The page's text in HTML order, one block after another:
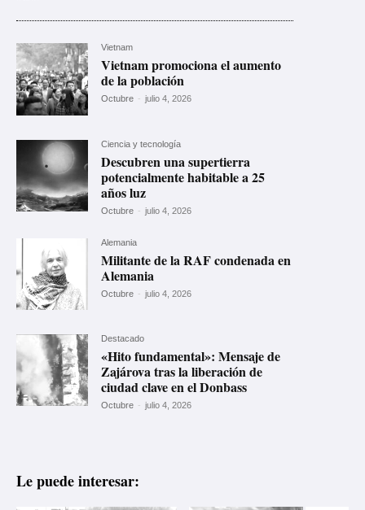
Vietnam
Vietnam promociona el aumento
de la población
Octubre - julio 4, 2026
Ciencia y tecnología
Descubren una supertierra
potencialmente habitable a 25
años luz
Octubre - julio 4, 2026
Alemania
Militante de la RAF condenada en
Alemania
Octubre - julio 4, 2026
Destacado
«Hito fundamental»: Mensaje de
Zajárova tras la liberación de
ciudad clave en el Donbass
Octubre - julio 4, 2026
Le puede interesar: